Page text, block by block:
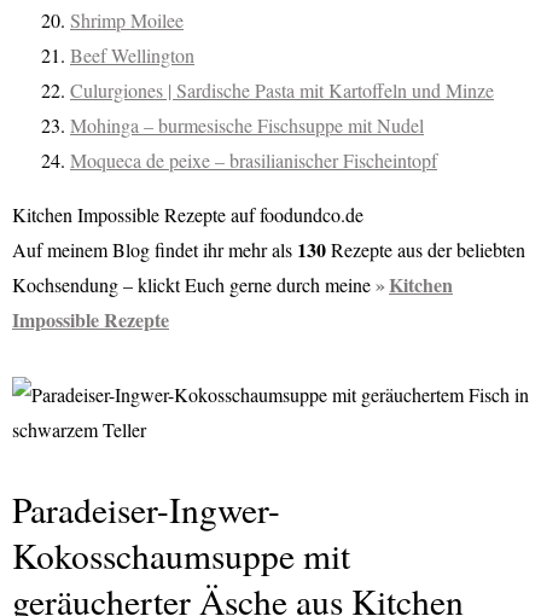
Shrimp Moilee
Beef Wellington
Culurgiones | Sardische Pasta mit Kartoffeln und Minze
Mohinga – burmesische Fischsuppe mit Nudel
Moqueca de peixe – brasilianischer Fischeintopf
Kitchen Impossible Rezepte auf foodundco.de
Auf meinem Blog findet ihr mehr als 130Rezepte aus der beliebten
Kochsendung – klickt Euch gerne durch meine
Kitchen
Impossible Rezepte
Paradeiser-Ingwer-
Kokosschaumsuppe mit
geräucherter Äsche aus Kitchen